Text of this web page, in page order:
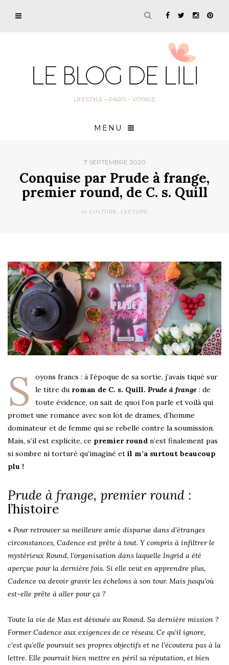
LIFESTYLE – PARIS – VOYAGE
MENU
7 SEPTEMBRE 2020
Conquise par Prude à frange,
premier round, de C. s. Quill
In CULTURE, LECTURE
S
oyons francs : à l’époque de sa sortie, j’avais tiqué sur
le titre du roman de C. s. Quill. Prude à frange : de
toute évidence, on sait de quoi l’on parle et voilà qui
promet une romance avec son lot de drames, d’homme
dominateur et de femme qui se rebelle contre la soumission.
Mais, s’il est explicite, ce premier round n’est finalement pas
si sombre ni torturé qu’imaginé et il m’a surtout beaucoup
plu !
Prude à frange, premier round :
l’histoire
« Pour retrouver sa meilleure amie disparue dans d’étranges
circonstances, Cadence est prête à tout. Y compris à infiltrer le
mystérieux Round, l’organisation dans laquelle Ingrid a été
aperçue pour la dernière fois. Si elle veut en apprendre plus,
Cadence va devoir gravir les échelons à son tour. Mais jusqu’où
est-elle prête à aller pour ça ?
Toute la vie de Mas est dévouée au Round. Sa dernière mission ?
Former Cadence aux exigences de ce réseau. Ce qu’il ignore,
c’est qu’elle poursuit ses propres objectifs et ne l’écoutera pas à la
lettre. Elle pourrait bien mettre en péril sa réputation, et bien